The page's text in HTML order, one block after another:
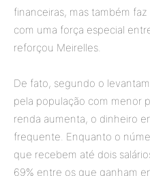
financeiras, mas também
com uma força especial
reforçou Meirelles.
De fato, segundo o
pela população com menor
renda aumenta, o dinheiro
frequente. Enquanto o
que recebem até dois
69% entre os que ganham